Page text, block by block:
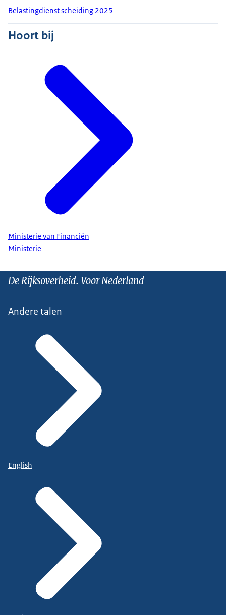
Belastingdienst scheiding 2025
Hoort bij
Ministerie van Financiën
Ministerie
De Rijksoverheid. Voor Nederland
Andere talen
English